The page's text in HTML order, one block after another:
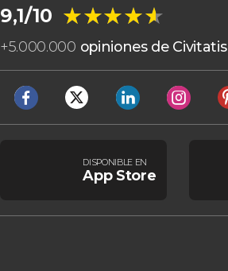
9,1/10 ★★★★★
★★★★★
+5.000.000 opiniones de Civitatis
DISPONIBLE EN
App Store